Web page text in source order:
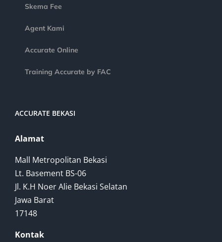
Skema Fee
Agent Kami
Accurate Online
Training Accurate by FAC
ACCURATE BEKASI
Alamat
Mall Metropolitan Bekasi
Lt. Basement BS-06
Jl. K.H Noer Alie Bekasi Selatan
Jawa Barat
17148
Kontak